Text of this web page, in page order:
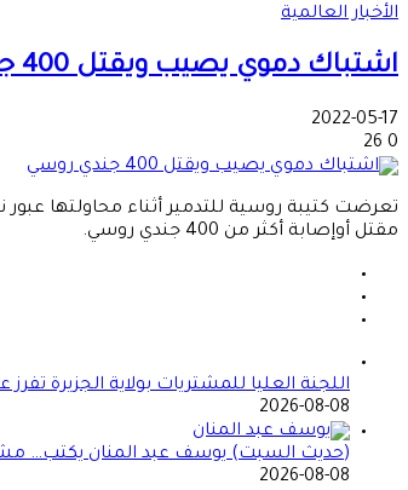
الأخبار العالمية
اشتباك دموي يصيب ويقتل 400 جندي روسي
2022-05-17
0
تعرضت كتيبة روسية للتدمير أثناء محاولتها
مقتل أوإصابة أكثر من 400 جندي روسي.
اللجنة العليا للمشتريات بولاية الجزيرة
2026-08-08
(حديث السبت) يوسف عبد المنان يكتب…
2026-08-08